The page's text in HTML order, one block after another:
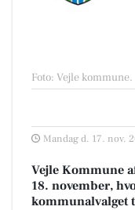
Foto: Vejle kommune.
Mandag d. 17. nov.
Vejle Kommune
18. november,
kommunalvalget